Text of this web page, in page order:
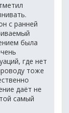
с ранней
была
где нет
тоже
даёт не
самый